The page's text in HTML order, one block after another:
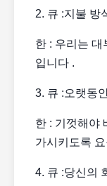
2. 큐 :지불 방
한 : 우리는
입니다 .
3. 큐 :오랫동
한 : 기껏해야
가시키도록
4. 큐 :당신의